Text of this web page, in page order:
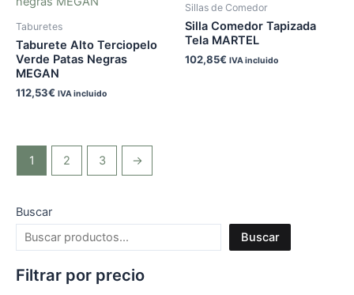
Buscar
Buscar
Filtrar por precio
Taburetes
Taburete Alto Terciopelo
Verde Patas Negras
MEGAN
112,53€ IVA incluido
Sillas de Comedor
Silla Comedor Tapizada
Tela MARTEL
102,85€ IVA incluido
1 2 3 →